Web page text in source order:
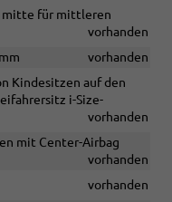
mitte für mittleren
vorhanden
vorhanden
Kindesitzen auf den
i-Size-
vorhanden
mit Center-Airbag
vorhanden
vorhanden